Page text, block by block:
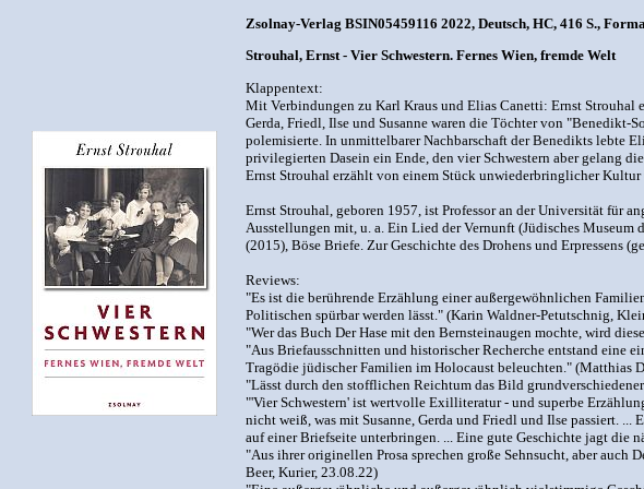
Zsolnay-Verlag BSIN05459116 2022, Deutsch, HC, 416 S.,
Strouhal, Ernst - Vier Schwestern. Fernes Wien, fremde Welt
Klappentext:
Mit Verbindungen zu Karl Kraus und Elias Canetti: Ernst Strouhal
Gerda, Friedl, Ilse und Susanne waren die Töchter von "Benedikt-
polemisierte. In unmittelbarer Nachbarschaft der Benedikts lebte
privilegierten Dasein ein Ende, den vier Schwestern aber gelang
Ernst Strouhal erzählt von einem Stück unwiederbringlicher
Ernst Strouhal, geboren 1957, ist Professor an der Universität für
Ausstellungen mit, u. a. Ein Lied der Vernunft (Jüdisches
(2015), Böse Briefe. Zur Geschichte des Drohens und Erpressens
Reviews:
"Es ist die berührende Erzählung einer außergewöhnlichen
Politischen spürbar werden lässt." (Karin Waldner-Petutschnig,
"Wer das Buch Der Hase mit den Bernsteinaugen mochte, wird
"Aus Briefausschnitten und historischer Recherche entstand eine
Tragödie jüdischer Familien im Holocaust beleuchten." (Matthias
"Lässt durch den stofflichen Reichtum das Bild
"'Vier Schwestern' ist wertvolle Exilliteratur - und superbe
nicht weiß, was mit Susanne, Gerda und Friedl und Ilse passiert.
auf einer Briefseite unterbringen. ... Eine gute Geschichte jagt die
"Aus ihrer originellen Prosa sprechen große Sehnsucht, aber auch
Beer, Kurier, 23.08.22)